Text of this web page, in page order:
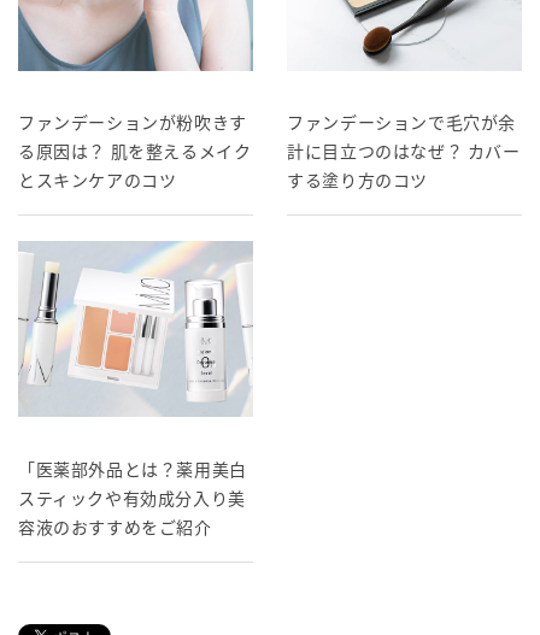
ファンデーションが粉吹きす
る原因は？ 肌を整えるメイク
とスキンケアのコツ
ファンデーションで毛穴が余
計に目立つのはなぜ？ カバー
する塗り方のコツ
「医薬部外品とは？薬用美白
スティックや有効成分入り美
容液のおすすめをご紹介